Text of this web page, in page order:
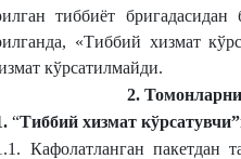
тиббиёт
«Тиббий хизмат
кўрсатилмайди.
2.
“Тиббий хизмат
Кафолатланган пакетдан